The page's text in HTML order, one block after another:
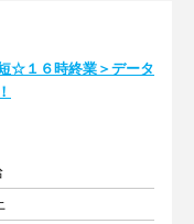
☆１６時終業＞データ